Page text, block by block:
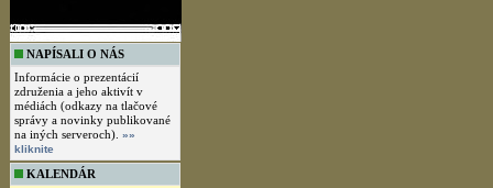
NAPÍSALI O NÁS
Informácie o prezentácií
združenia a jeho aktivít v
médiách (odkazy na tlačové
správy a novinky publikované
na iných serveroch). »»
kliknite
KALENDÁR